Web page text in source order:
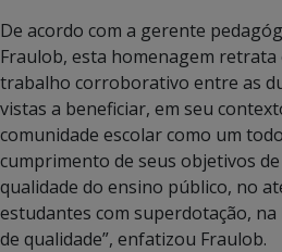
De acordo com a gerente
Fraulob, esta homenagem
trabalho corroborativo entre as
vistas a beneficiar, em seu
comunidade escolar como um
cumprimento de seus objetivos
qualidade do ensino público, no
estudantes com superdotação, na
de qualidade”, enfatizou Fraulob.